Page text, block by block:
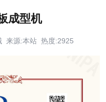
成型机
来源:本站 热度:2925